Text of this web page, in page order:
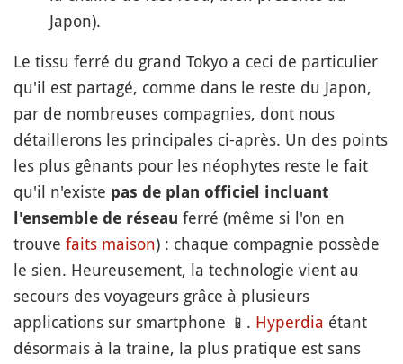
Japon).
Le tissu ferré du grand Tokyo a ceci de particulier
qu'il est partagé, comme dans le reste du Japon,
par de nombreuses compagnies, dont nous
détaillerons les principales ci-après. Un des points
les plus gênants pour les néophytes reste le fait
qu'il n'existe pas de plan officiel incluant
l'ensemble de réseau ferré (même si l'on en
trouve faits maison) : chaque compagnie possède
le sien. Heureusement, la technologie vient au
secours des voyageurs grâce à plusieurs
applications sur smartphone 📱 . Hyperdia étant
désormais à la traine, la plus pratique est sans